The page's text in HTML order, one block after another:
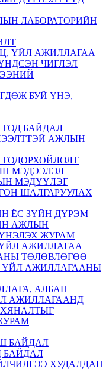
ЛАБОРАТОРИЙН
ҮЙЛ АЖИЛЛАГАА
ЧИГЛЭЛ
БУЙ ҮНЭ,
БАЙДАЛ
АЖЛЫН
МЭДЭЭЛЭЛ
МЭДҮҮЛЭГ
ШАЛГАРУУЛАХ
ЁС ЗҮЙН ДҮРЭМ
АЖЛЫН
ЖУРАМ
АЖИЛЛАГАА
ТӨЛӨВЛӨГӨӨ
ҮЙЛ АЖИЛЛАГААНЫ
АЛБАН
АЖИЛЛАГААНД
БАЙДАЛ
БАЙДАЛ
ХУДАЛДАН